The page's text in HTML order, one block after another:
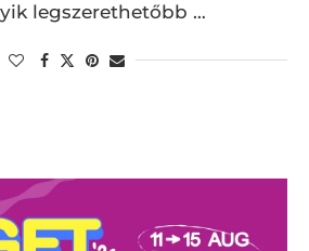
legszerethetőbb …